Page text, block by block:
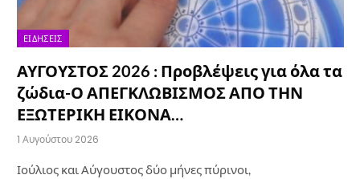
ΕΙΔΉΣΕΙΣ
ΑΥΓΟΥΣΤΟΣ 2026 : Προβλέψεις για όλα τα
ζώδια-Ο ΑΠΕΓΚΛΩΒΙΣΜΟΣ ΑΠΟ ΤΗΝ
ΕΞΩΤΕΡΙΚΗ ΕΙΚΟΝΑ…
1 Αυγούστου 2026
Ιούλιος και Αύγουστος δύο μήνες πύρινοι,